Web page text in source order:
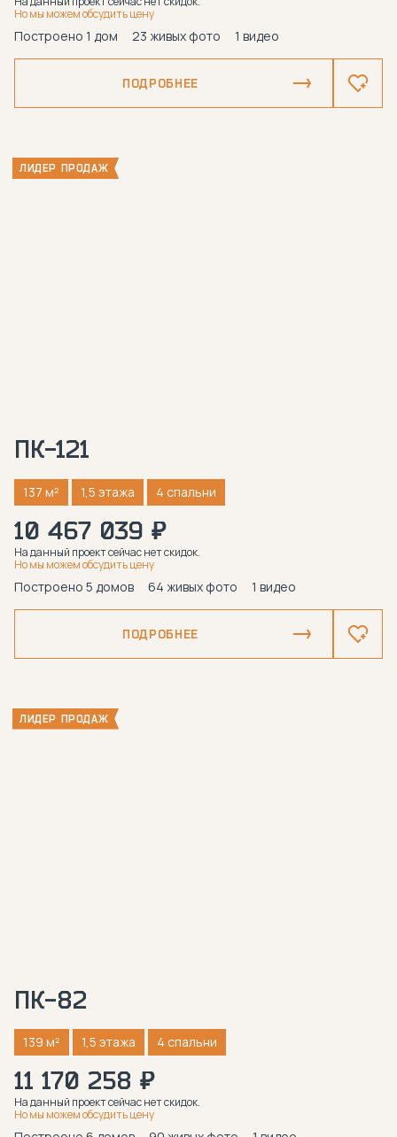
Но мы можем обсудить цену
ПОДРОБНЕЕ
Построено 1 дом 23 живых фото 1 видео
ЛИДЕР ПРОДАЖ
ПК-121
137 м² 1,5 этажа 4 спальни
10 467 039 ₽
На данный проект сейчас нет скидок.
Но мы можем обсудить цену
ПОДРОБНЕЕ
Построено 5 домов 64 живых фото 1 видео
ЛИДЕР ПРОДАЖ
ПК-82
139 м² 1,5 этажа 4 спальни
11 170 258 ₽
На данный проект сейчас нет скидок.
Но мы можем обсудить цену